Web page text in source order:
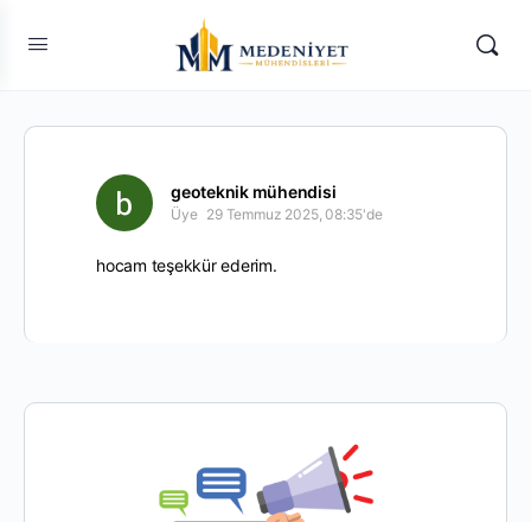
geoteknik mühendisi
Üye 29 Temmuz 2025, 08:35'de
hocam teşekkür ederim.